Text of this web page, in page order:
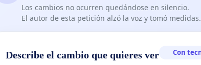
Los cambios no ocurren quedándose en silencio.
El autor de esta petición alzó la voz y tomó
Describe el cambio que quieres ver Con